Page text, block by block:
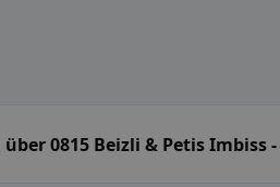
0815 Beizli & Petis Imbiss